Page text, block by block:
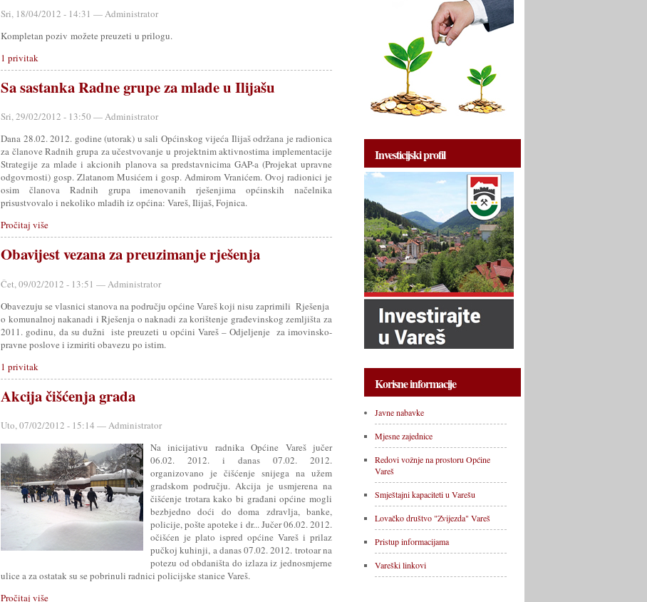
Sri, 18/04/2012 - 14:31 — Administrator
Kompletan poziv možete preuzeti u prilogu.
1 privitak
Sa sastanka Radne grupe za mlade u Ilijašu
Sri, 29/02/2012 - 13:50 — Administrator
Dana 28.02. 2012. godine (utorak) u sali Općinskog vijeća Ilijaš održana je radionica
za članove Radnih grupa za učestvovanje u projektnim aktivnostima implementacije
Strategije za mlade i akcionih planova sa predstavnicima GAP-a (Projekat upravne
odgovrnosti) gosp. Zlatanom Musićem i gosp. Admirom Vranićem. Ovoj radionici je
osim članova Radnih grupa imenovanih rješenjima općinskih načelnika
prisustvovalo i nekoliko mladih iz općina: Vareš, Ilijaš, Fojnica.
Pročitaj više
Obavijest vezana za preuzimanje rješenja
Čet, 09/02/2012 - 13:51 — Administrator
Obavezuju se vlasnici stanova na području općine Vareš koji nisu zaprimili Rješenja
o komunalnoj nakanadi i Rješenja o naknadi za korištenje građevinskog zemljišta za
2011. godinu, da su dužni iste preuzeti u općini Vareš – Odjeljenje za imovinsko-
pravne poslove i izmiriti obavezu po istim.
1 privitak
Akcija čišćenja grada
Uto, 07/02/2012 - 15:14 — Administrator
Na inicijativu radnika Općine Vareš jučer
06.02. 2012. i danas 07.02. 2012.
organizovano je čišćenje snijega na užem
gradskom području. Akcija je usmjerena na
čišćenje trotara kako bi građani općine mogli
bezbjedno doći do doma zdravlja, banke,
policije, pošte apoteke i dr... Jučer 06.02. 2012.
očišćen je plato ispred općine Vareš i prilaz
pučkoj kuhinji, a danas 07.02. 2012. trotoar na
potezu od obdaništa do izlaza iz jednosmjerne
ulice a za ostatak su se pobrinuli radnici policijske stanice Vareš.
Pročitaj više
Investicijski profil
Korisne informacije
Javne nabavke
Mjesne zajednice
Redovi vožnje na prostoru Općine
Vareš
Smještajni kapaciteti u Varešu
Lovačko društvo "Zvijezda" Vareš
Pristup informacijama
Vareški linkovi